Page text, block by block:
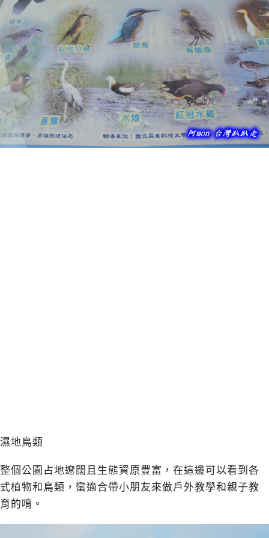
濕地鳥類
整個公園占地遼闊且生態資原豐富，在這邊可以看到各
式植物和鳥類，蠻適合帶小朋友來做戶外教學和親子教
育的唷。